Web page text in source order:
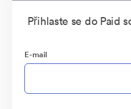
Přihlaste se do Paid
E-mail